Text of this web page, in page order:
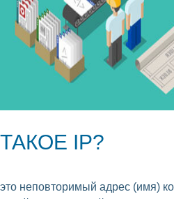
IP?
это неповторимый адрес (имя)